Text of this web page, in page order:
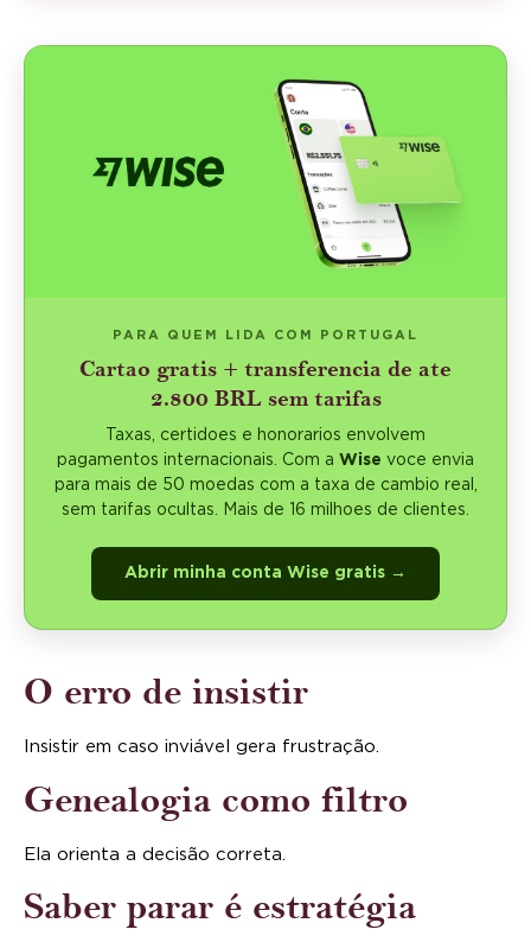
PARA QUEM LIDA COM PORTUGAL
Cartao gratis + transferencia de ate
2.800 BRL sem tarifas
Taxas, certidoes e honorarios envolvem
pagamentos internacionais. Com a Wise voce envia
para mais de 50 moedas com a taxa de cambio real,
sem tarifas ocultas. Mais de 16 milhoes de clientes.
Abrir minha conta Wise gratis →
O erro de insistir
Insistir em caso inviável gera frustração.
Genealogia como filtro
Ela orienta a decisão correta.
Saber parar é estratégia